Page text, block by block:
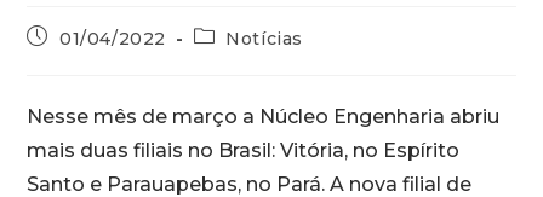
01/04/2022 Notícias
Nesse mês de março a Núcleo Engenharia abriu
mais duas filiais no Brasil: Vitória, no Espírito
Santo e Parauapebas, no Pará. A nova filial de